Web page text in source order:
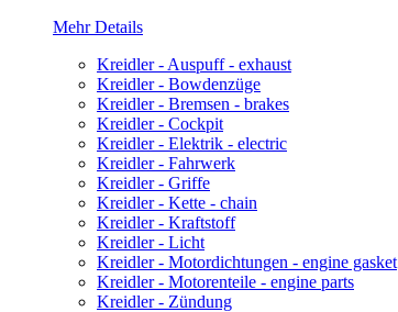
Mehr Details
Kreidler - Auspuff - exhaust
Kreidler - Bowdenzüge
Kreidler - Bremsen - brakes
Kreidler - Cockpit
Kreidler - Elektrik - electric
Kreidler - Fahrwerk
Kreidler - Griffe
Kreidler - Kette - chain
Kreidler - Kraftstoff
Kreidler - Licht
Kreidler - Motordichtungen - engine gasket
Kreidler - Motorenteile - engine parts
Kreidler - Zündung